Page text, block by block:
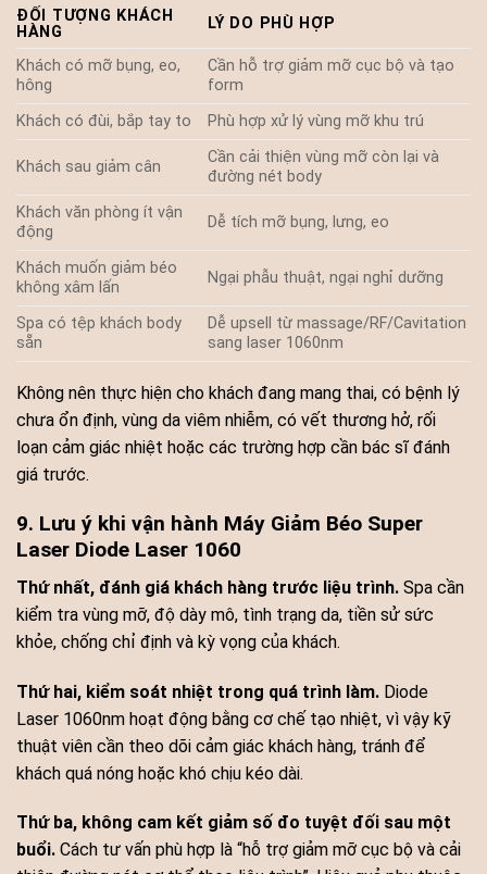
ĐỐI TƯỢNG KHÁCH
HÀNG
LÝ DO PHÙ HỢP
Khách có mỡ bụng, eo,
hông
Cần hỗ trợ giảm mỡ cục bộ và tạo
form
Khách có đùi, bắp tay to
Phù hợp xử lý vùng mỡ khu trú
Khách sau giảm cân
Cần cải thiện vùng mỡ còn lại và
đường nét body
Khách văn phòng ít vận
động
Dễ tích mỡ bụng, lưng, eo
Khách muốn giảm béo
không xâm lấn
Ngại phẫu thuật, ngại nghỉ dưỡng
Spa có tệp khách body
sẵn
Dễ upsell từ massage/RF/Cavitation
sang laser 1060nm
Không nên thực hiện cho khách đang mang thai, có bệnh lý
chưa ổn định, vùng da viêm nhiễm, có vết thương hở, rối
loạn cảm giác nhiệt hoặc các trường hợp cần bác sĩ đánh
giá trước.
9. Lưu ý khi vận hành Máy Giảm Béo Super
Laser Diode Laser 1060
Thứ nhất, đánh giá khách hàng trước liệu trình. Spa cần
kiểm tra vùng mỡ, độ dày mô, tình trạng da, tiền sử sức
khỏe, chống chỉ định và kỳ vọng của khách.
Thứ hai, kiểm soát nhiệt trong quá trình làm. Diode
Laser 1060nm hoạt động bằng cơ chế tạo nhiệt, vì vậy kỹ
thuật viên cần theo dõi cảm giác khách hàng, tránh để
khách quá nóng hoặc khó chịu kéo dài.
Thứ ba, không cam kết giảm số đo tuyệt đối sau một
buổi. Cách tư vấn phù hợp là “hỗ trợ giảm mỡ cục bộ và cải